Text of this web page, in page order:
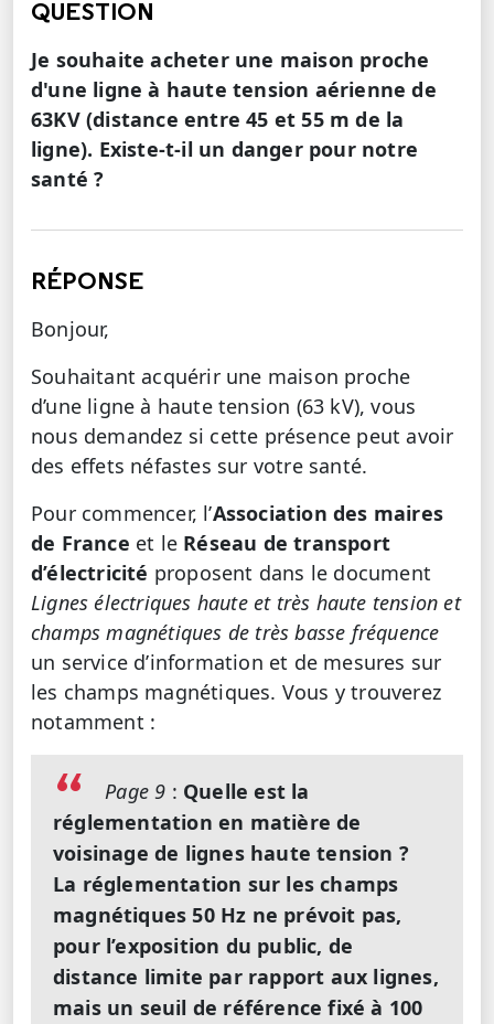
QUESTION
Je souhaite acheter une maison proche
d'une ligne à haute tension aérienne de
63KV (distance entre 45 et 55 m de la
ligne). Existe-t-il un danger pour notre
santé ?
RÉPONSE
Bonjour,
Souhaitant acquérir une maison proche
d’une ligne à haute tension (63 kV), vous
nous demandez si cette présence peut avoir
des effets néfastes sur votre santé.
Pour commencer, l’Association des maires
de France et le Réseau de transport
d’électricité proposent dans le document
Lignes électriques haute et très haute tension et
champs magnétiques de très basse fréquence
un service d’information et de mesures sur
les champs magnétiques. Vous y trouverez
notamment :
Page 9 : Quelle est la
réglementation en matière de
voisinage de lignes haute tension ?
La réglementation sur les champs
magnétiques 50 Hz ne prévoit pas,
pour l’exposition du public, de
distance limite par rapport aux lignes,
mais un seuil de référence fixé à 100